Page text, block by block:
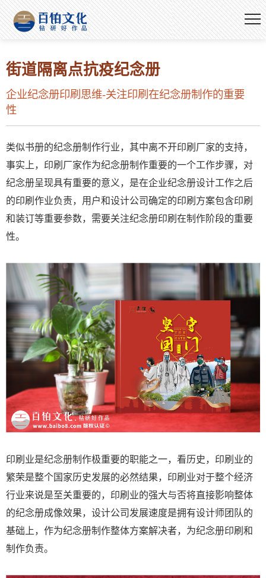
街道隔离点抗疫纪念册
企业纪念册印刷思维-关注印刷在纪念册制作的重要
性
类似书册的纪念册制作行业，其中离不开印刷厂家的支持，
事实上，印刷厂家作为纪念册制作重要的一个工作步骤，对
纪念册呈现具有重要的意义，是在企业纪念册设计工作之后
的印刷作业负责，用户和设计公司确定的印刷方案包含印刷
和装订等重要参数，需要关注纪念册印刷在制作阶段的重要
性。
印刷业是纪念册制作极重要的职能之一，看历史，印刷业的
繁荣是整个国家历史发展的必然结果，印刷业对于整个经济
行业来说是至关重要的，印刷业的强大与否将直接影响整体
的纪念册成像效果，设计公司发展速度是拥有设计师团队的
基础上，作为纪念册制作整体方案解决者，为纪念册印刷和
制作负责。